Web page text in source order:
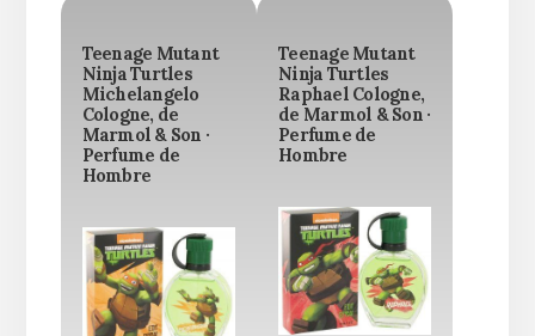
Teenage Mutant
Ninja Turtles
Michelangelo
Cologne, de
Marmol & Son ·
Perfume de
Hombre
Teenage Mutant
Ninja Turtles
Raphael Cologne,
de Marmol & Son ·
Perfume de
Hombre